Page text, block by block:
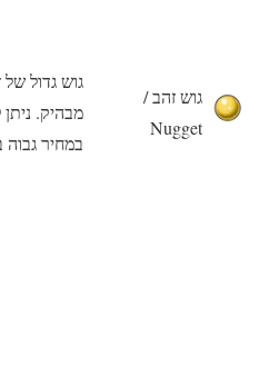
גוש זהב /
Nugget
גוש גדול
מבהיק.
במחיר גבוה